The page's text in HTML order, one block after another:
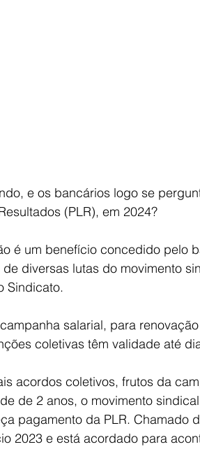
e os bancários logo se
(PLR), em 2024?
é um benefício concedido pelo
diversas lutas do movimento
Sindicato.
salarial, para
coletivas têm validade até
acordos coletivos, frutos da
de 2 anos, o movimento
pagamento da PLR. Chamado
2023 e está acordado para